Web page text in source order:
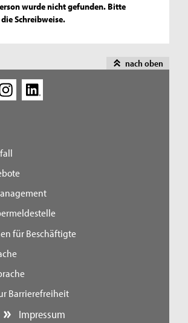
wurde nicht gefunden. Bitte
Schreibweise.
nach oben
für Beschäftigte
Barrierefreiheit
Impressum